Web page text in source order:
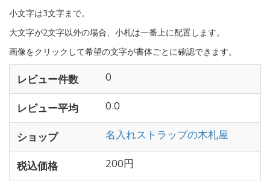
小文字は3文字まで。
大文字が2文字以外の場合、小札は一番上に配置します。
画像をクリックして希望の文字が書体ごとに確認できます。
レビュー件数 0
レビュー平均 0.0
ショップ 名入れストラップの木札屋
税込価格 200円